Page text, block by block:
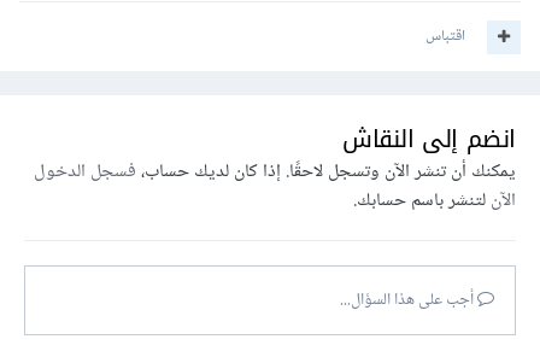
اقتباس
انضم إلى النقاش
يمكنك أن تنشر الآن وتسجل لاحقًا. إذا كان لديك حساب،فسجل الدخول
الآنلتنشر باسم حسابك.
أجب على هذا السؤال...